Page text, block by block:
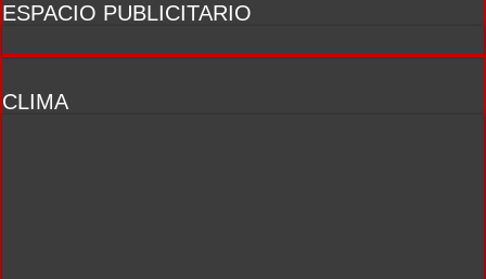
ESPACIO PUBLICITARIO
CLIMA